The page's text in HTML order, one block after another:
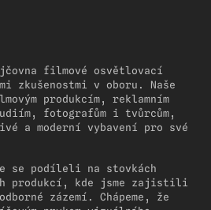
filmové osvětlovací
zkušenostmi v oboru. Naše
produkcím, reklamním
fotografům i tvůrcům,
a moderní vybavení pro své
se podíleli na stovkách
produkcí, kde jsme zajistili
zázemí. Chápeme, že